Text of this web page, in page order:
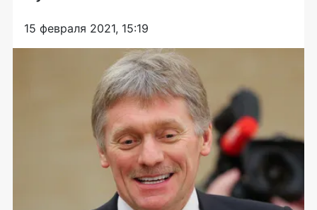
15 февраля 2021, 15:19